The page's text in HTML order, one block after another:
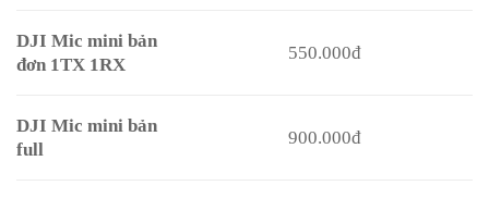
DJI Mic mini bản
đơn 1TX 1RX
550.000đ
DJI Mic mini bản
full
900.000đ